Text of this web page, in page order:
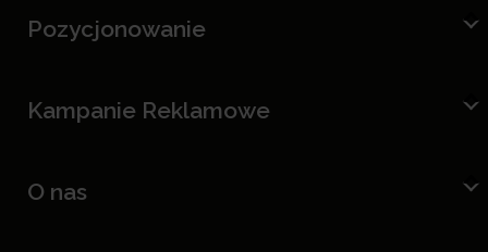
Pozycjonowanie
Kampanie Reklamowe
O nas